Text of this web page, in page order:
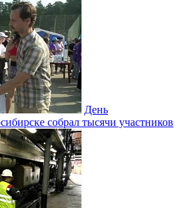
День
собрал тысячи участников